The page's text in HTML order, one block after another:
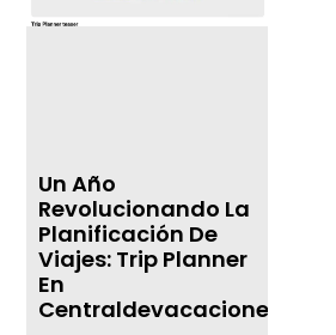
Un Año
Revolucionando La
Planificación De
Viajes: Trip Planner
En
Centraldevacaciones.com